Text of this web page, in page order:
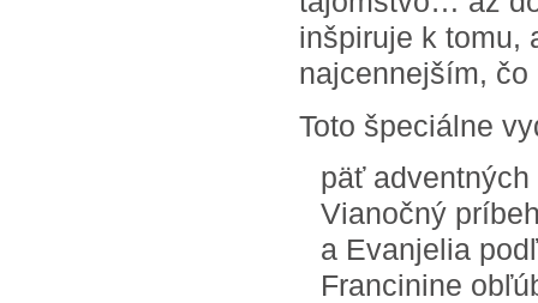
inšpiruje k tomu,
najcennejším, čo
Toto špeciálne
päť
Vianočný
a Evanjelia
Francinine